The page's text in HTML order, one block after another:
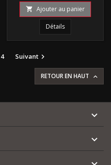
 Ajouter au panier
Détails
4 Suivant 
RETOUR EN HAUT 

